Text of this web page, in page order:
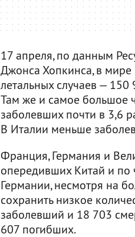
17 апреля, по данным
Джонса Хопкинса, в мире
летальных случаев —
Там же и самое большое
заболевших почти в 3,6
В Италии меньше
Франция, Германия и
опередивших Китай и по
Германии, несмотря на
сохранить низкое
заболевший и 18 703
607 погибших.